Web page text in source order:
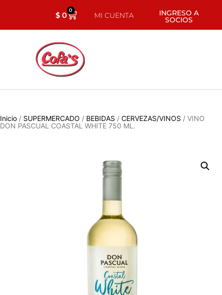
$0 0
MI CUENTA INGRESO A
SOCIOS
Inicio / SUPERMERCADO / BEBIDAS / CERVEZAS/VINOS / VINO
DON PASCUAL COASTAL WHITE 750 ML.